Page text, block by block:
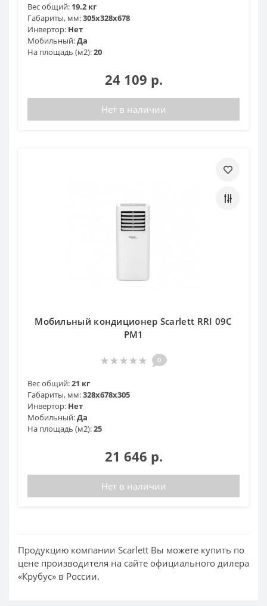
Вес общий: 19.2 кг
Габариты, мм:305x328x678
Инвертор: Нет
Мобильный:Да
На площадь (м2):20
24 109 р.
Нет в наличии
Мобильный кондиционер Scarlett RRI 09C
PM1
0
Вес общий:21 кг
Габариты, мм:328x678x305
Инвертор: Нет
Мобильный:Да
На площадь (м2):25
21 646 р.
Нет в наличии
Продукцию компании Scarlett Вы можете купить по
цене производителя на сайте официального дилера
«Крубус» в России.